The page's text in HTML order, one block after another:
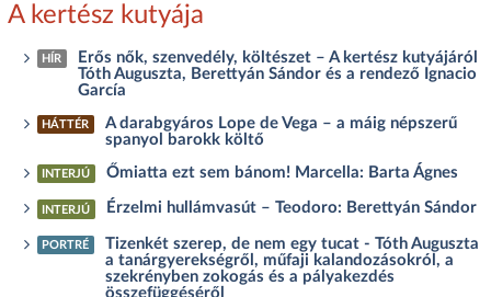
A kertész kutyája
HÍR
Erős nők, szenvedély, költészet – A kertész kutyájáról
Tóth Auguszta, Berettyán Sándor és a rendező Ignacio
García
HÁTTÉR
A darabgyáros Lope de Vega – a máig népszerű
spanyol barokk költő
INTERJÚ Őmiatta ezt sem bánom! Marcella: Barta Ágnes
INTERJÚ Érzelmi hullámvasút – Teodoro: Berettyán Sándor
PORTRÉ
Tizenkét szerep, de nem egy tucat - Tóth Auguszta
a tanárgyerekségről, műfaji kalandozásokról, a
szekrényben zokogás és a pályakezdés
összefüggéséről